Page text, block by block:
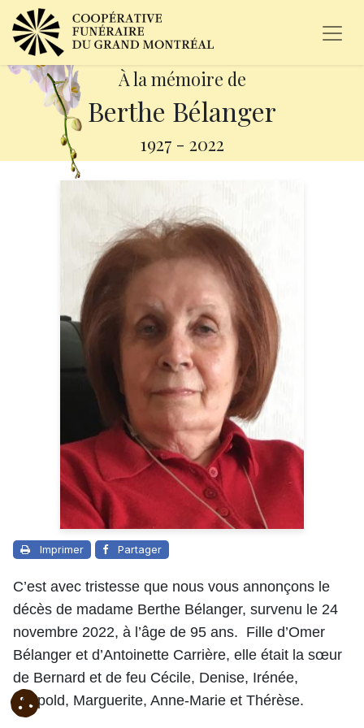
À la mémoire de
Berthe Bélanger
1927 - 2022
Imprimer Partager
C’est avec tristesse que nous vous annonçons le
décès de madame Berthe Bélanger, survenu le 24
novembre 2022, à l’âge de 95 ans. Fille d’Omer
Bélanger et d’Antoinette Carrière, elle était la sœur
de Bernard et de feu Cécile, Denise, Irénée,
Léopold, Marguerite, Anne-Marie et Thérèse.